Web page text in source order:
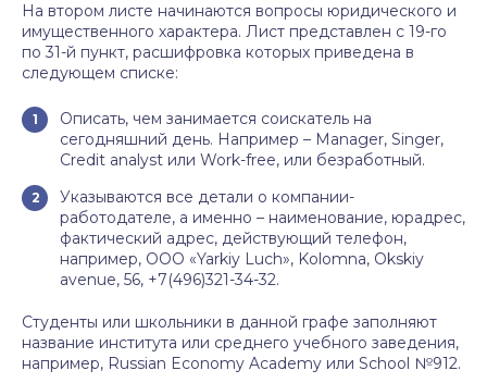
На втором листе начинаются вопросы юридического и
имущественного характера. Лист представлен с 19-го
по 31-й пункт, расшифровка которых приведена в
следующем списке:
Описать, чем занимается соискатель на
сегодняшний день. Например – Manager, Singer,
Credit analyst или Work-free, или безработный.
Указываются все детали о компании-
работодателе, а именно – наименование, юрадрес,
фактический адрес, действующий телефон,
например, OOO «Yarkiy Luch», Kolomna, Okskiy
avenue, 56, +7(496)321-34-32.
Студенты или школьники в данной графе заполняют
название института или среднего учебного заведения,
например, Russian Economy Academy или School №912.